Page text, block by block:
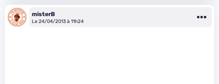
misterB
Le 24/04/2013 à 11h24